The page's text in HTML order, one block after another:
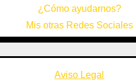
¿Cómo ayudarnos?
Mis otras Redes Sociales
Aviso Legal